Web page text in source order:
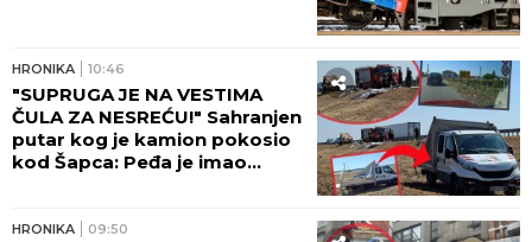
HRONIKA 10:46
"SUPRUGA JE NA VESTIMA
ČULA ZA NESREĆU!" Sahranjen
putar kog je kamion pokosio
kod Šapca: Peđa je imao
HRONIKA 09:50